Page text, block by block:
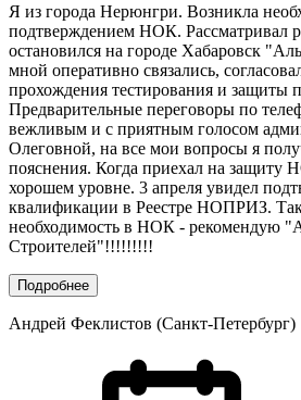
Я из города Нерюнгри. Возникла
подтверждением НОК. Рассматривал
остановился на городе Хабаровск
мной оперативно связались,
прохождения тестирования и защиты
Предварительные переговоры по
вежливым и с приятным голосом
Олеговной, на все мои вопросы я
пояснения. Когда приехал на защиту
хорошем уровне. 3 апреля увидел
квалификации в Реестре НОПРИЗ. Так
необходимость в НОК - рекомендую
Строителей"!!!!!!!!!
Подробнее
Андрей Феклистов (Санкт-Петербург)